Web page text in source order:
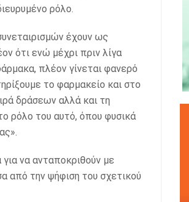
ρόλο.
έχουν ως
ότι ενώ μέχρι πριν λίγα
πλέον γίνεται φανερό
το φαρμακείο και στο
δράσεων αλλά και τη
ρόλο του αυτό, όπου φυσικά
να ανταποκριθούν με
από την ψήφιση του σχετικού